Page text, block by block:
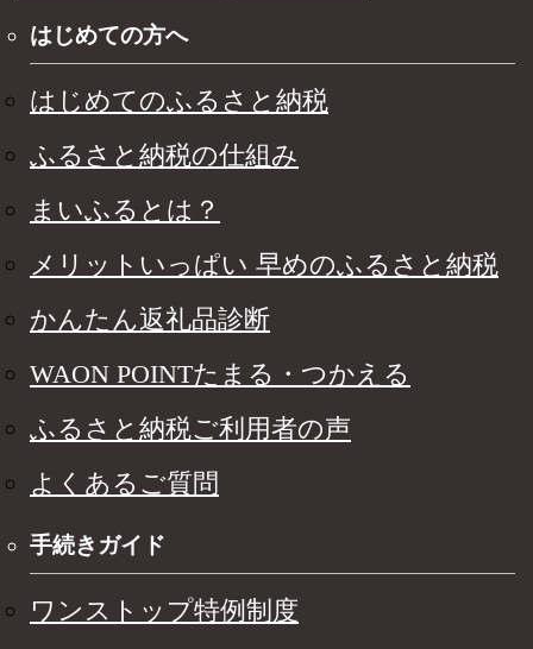
はじめての方へ
はじめてのふるさと納税
ふるさと納税の仕組み
まいふるとは？
メリットいっぱい 早めのふるさと納税
かんたん返礼品診断
WAON POINTたまる・つかえる
ふるさと納税ご利用者の声
よくあるご質問
手続きガイド
ワンストップ特例制度